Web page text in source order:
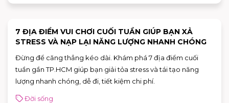
7 ĐỊA ĐIỂM VUI CHƠI CUỐI TUẦN GIÚP BẠN XẢ
STRESS VÀ NẠP LẠI NĂNG LƯỢNG NHANH CHÓNG
Đừng để căng thẳng kéo dài. Khám phá 7 địa điểm cuối
tuần gần TP.HCM giúp bạn giải tỏa stress và tái tạo năng
lượng nhanh chóng, dễ đi, tiết kiệm chi phí.
Đời sống